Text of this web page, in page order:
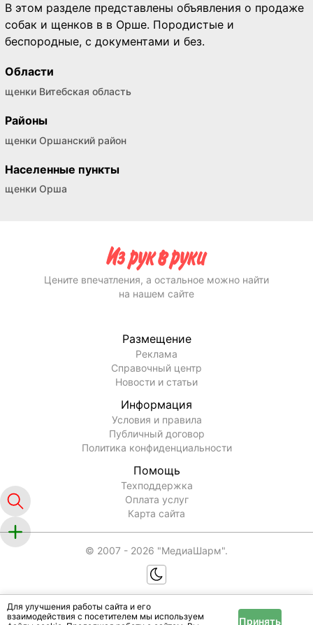
В этом разделе представлены объявления о продаже
собак и щенков в в Орше. Породистые и
беспородные, с документами и без.
Области
щенки Витебская область
Районы
щенки Оршанский район
Населенные пункты
щенки Орша
Для улучшения работы сайта и его
взаимодействия с посетителем мы используем
Принять
Цените впечатления, а остальное можно найти
на нашем сайте
Размещение
Реклама
Справочный центр
Новости и статьи
Информация
Условия и правила
Публичный договор
Политика конфиденциальности
Помощь
Техподдержка
Оплата услуг
Карта сайта
© 2007 - 2026 "МедиаШарм".